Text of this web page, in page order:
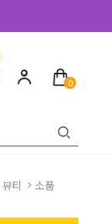
0
뷰티 소품